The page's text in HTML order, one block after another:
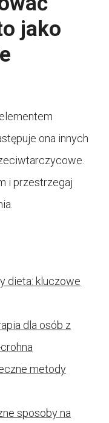
jako
ona innych
i przestrzegaj
dieta: kluczowe
dla osób z
metody
sposoby na